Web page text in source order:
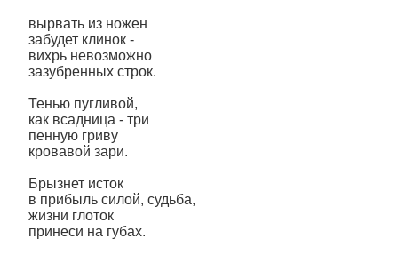
вырвать из ножен
забудет клинок -
вихрь невозможно
зазубренных строк.
Тенью пугливой,
как всадница - три
пенную гриву
кровавой зари.
Брызнет исток
в прибыль силой, судьба,
жизни глоток
принеси на губах.